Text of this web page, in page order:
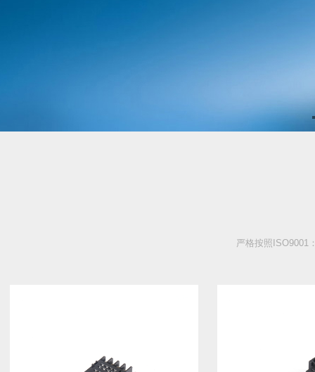
严格按照ISO9001